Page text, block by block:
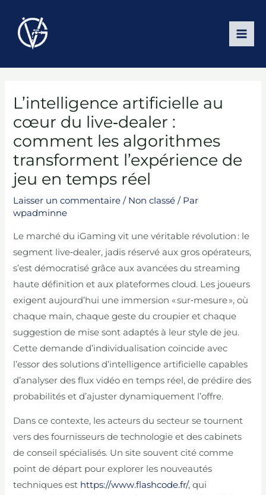
contenu
L’intelligence artificielle au
cœur du live‑dealer :
comment les algorithmes
transforment l’expérience de
jeu en temps réel
Laisser un commentaire / Non classé / Par
wpadminne
Le marché du iGaming vit une véritable révolution : le
segment live‑dealer, jadis réservé aux gros opérateurs,
s’est démocratisé grâce aux avancées du streaming
haute définition et aux plateformes cloud. Les joueurs
exigent aujourd’hui une immersion « sur‑mesure », où
chaque main, chaque geste du croupier et chaque
suggestion de mise sont adaptés à leur style de jeu.
Cette demande d’individualisation coïncide avec
l’essor des solutions d’intelligence artificielle capables
d’analyser des flux vidéo en temps réel, de prédire des
probabilités et d’ajuster dynamiquement l’offre.
Dans ce contexte, les acteurs du secteur se tournent
vers des fournisseurs de technologie et des cabinets
de conseil spécialisés. Un site souvent cité comme
point de départ pour explorer les nouveautés
techniques est https://www.flashcode.fr/, qui